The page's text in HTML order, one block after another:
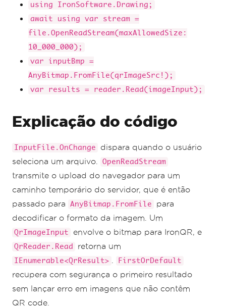
using IronSoftware.Drawing;
await using var stream =
file.OpenReadStream(maxAllowedSize:
10_000_000);
var inputBmp =
AnyBitmap.FromFile(qrImageSrc!);
var results = reader.Read(imageInput);
Explicação do código
InputFile.OnChange
dispara quando o usuário
seleciona um arquivo.
OpenReadStream
transmite o upload do navegador para um
caminho temporário do servidor, que é então
passado para
AnyBitmap.FromFile
para
decodificar o formato da imagem. Um
QrImageInput envolve o bitmap para IronQR, e
QrReader.Read retorna um
IEnumerable<QrResult> FirstOrDefault
recupera com segurança o primeiro resultado
sem lançar erro em imagens que não contêm
QR code.